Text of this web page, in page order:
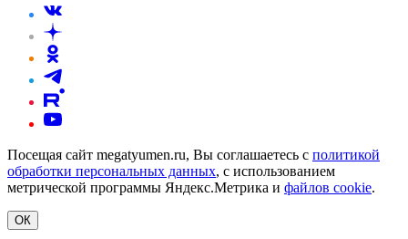
Посещая сайт megatyumen.ru, Вы соглашаетесь с политикой
обработки персональных данных, с использованием
метрической программы Яндекс.Метрика и файлов cookie.
ОК